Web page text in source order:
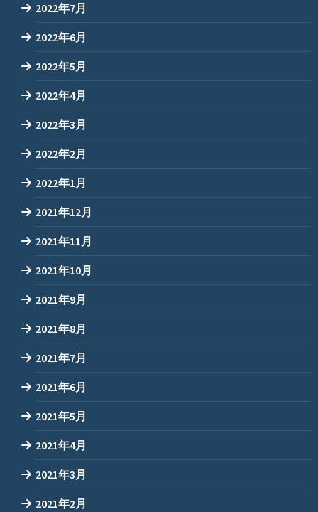
2022年7月
2022年6月
2022年5月
2022年4月
2022年3月
2022年2月
2022年1月
2021年12月
2021年11月
2021年10月
2021年9月
2021年8月
2021年7月
2021年6月
2021年5月
2021年4月
2021年3月
2021年2月